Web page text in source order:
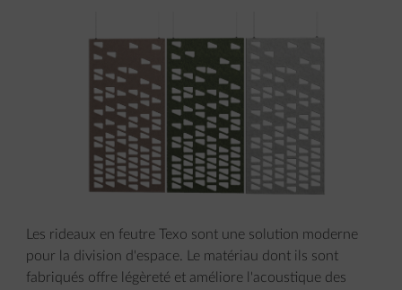
Les rideaux en feutre Texo sont une solution moderne
pour la division d'espace. Le matériau dont ils sont
fabriqués offre légèreté et améliore l'acoustique des